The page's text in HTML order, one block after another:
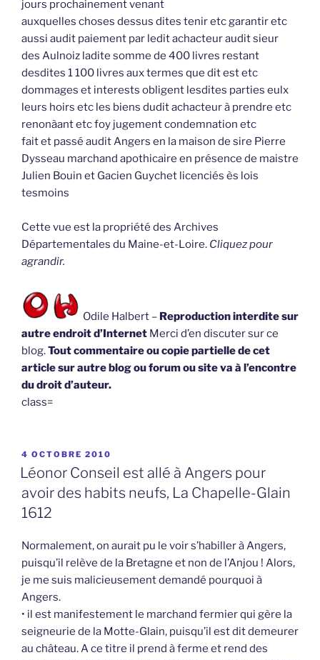
jours prochainement venant
auxquelles choses dessus dites tenir etc garantir etc
aussi audit paiement par ledit achacteur audit sieur
des Aulnoiz ladite somme de 400 livres restant
desdites 1 100 livres aux termes que dit est etc
dommages et interests obligent lesdites parties eulx
leurs hoirs etc les biens dudit achacteur à prendre etc
renonàant etc foy jugement condemnation etc
fait et passé audit Angers en la maison de sire Pierre
Dysseau marchand apothicaire en présence de maistre
Julien Bouin et Gacien Guychet licenciés ès lois
tesmoins
Cette vue est la propriété des Archives
Départementales du Maine-et-Loire. Cliquez pour
agrandir.
Odile Halbert – Reproduction interdite sur
autre endroit d’Internet Merci d’en discuter sur ce
blog.Tout commentaire ou copie partielle de cet
article sur autre blog ou forum ou site va à l’encontre
du droit d’auteur.
class=
PUBLIÉ
LE
4 OCTOBRE 2010
Léonor Conseil est allé à Angers pour
avoir des habits neufs, La Chapelle-Glain
1612
Normalement, on aurait pu le voir s’habiller à Angers,
puisqu’il relève de la Bretagne et non de l’Anjou ! Alors,
je me suis malicieusement demandé pourquoi à
Angers.
• il est manifestement le marchand fermier qui gère la
seigneurie de la Motte-Glain, puisqu’il est dit demeurer
au château. A ce titre il prend à ferme et rend des